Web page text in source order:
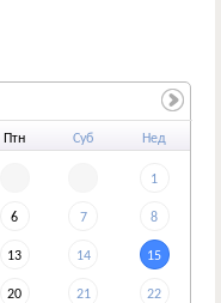
Птн Суб Нед
1
6 7 8
13 14 15
20 21 22